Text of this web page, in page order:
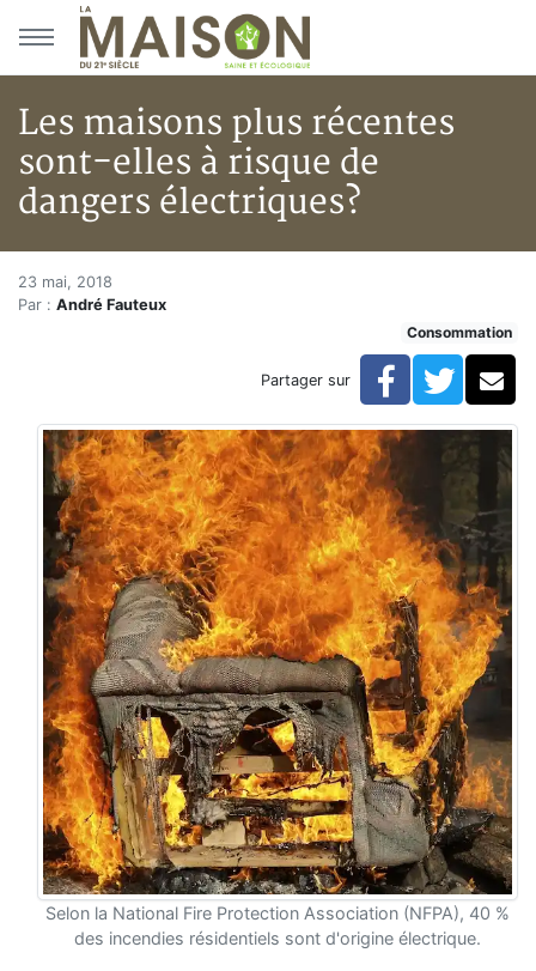
Aller au menu principal
Aller au contenu principal
Les maisons plus récentes
sont-elles à risque de
dangers électriques?
Accueil
Articles
Les maisons plus récentes sont-elles à risque de
Les maisons plus récentes
23 mai, 2018
Par : André Fauteux
Consommation
Partager sur Facebook
Selon la National Fire Protection Association (NFPA), 40 %
des incendies résidentiels sont d'origine électrique.